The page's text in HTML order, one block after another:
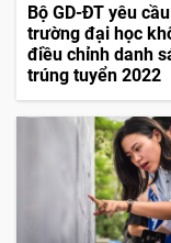
Bộ GD-ĐT yêu
trường đại học
điều chỉnh danh
trúng tuyển 2022